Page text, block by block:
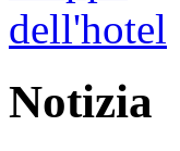
Notizia